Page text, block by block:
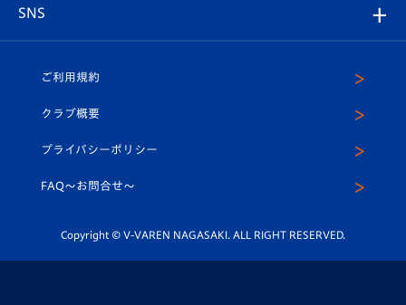
ホームタウン
平和祈念活動
ホームタウン活動
U-18
スクール
SNS
ヴィヴィくんインスタグラム
公式LINE＠
ご利用規約
クラブ概要
プライバシーポリシー
FAQ〜お問合せ〜
Copyright © V-VAREN NAGASAKI. ALL RIGHT RESERVED.